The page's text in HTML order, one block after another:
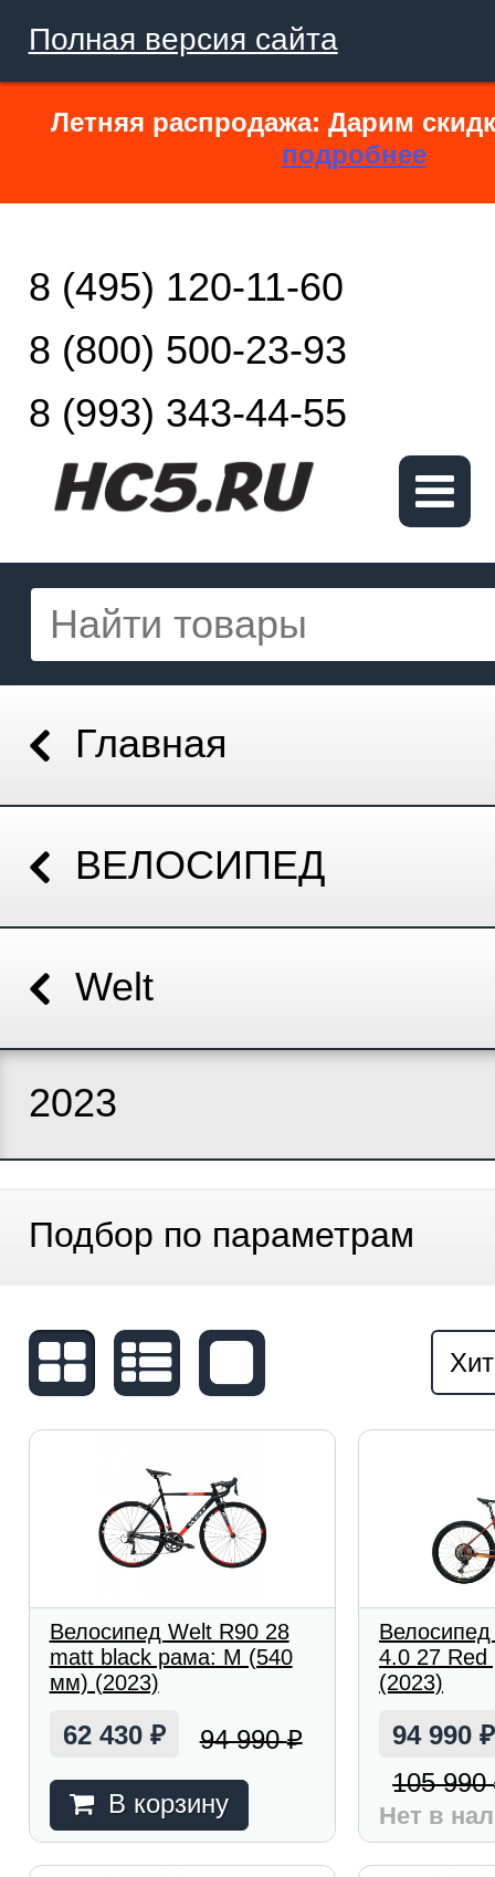
Полная версия сайта
Летняя распродажа: Дарим
подробнее
8 (495) 120-11-60
8 (800) 500-23-93
8 (993) 343-44-55
Главная
ВЕЛОСИПЕД
Welt
2023
Подбор по параметрам
Велосипед Welt R90 28
matt black рама: M (540
мм) (2023)
62 430 ₽ 94 990₽
В корзину
4.0 27
(2023)
94 990₽
105 990
Нет в